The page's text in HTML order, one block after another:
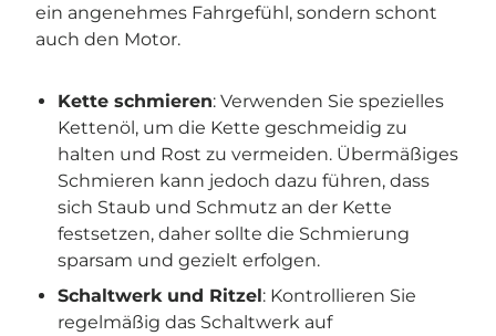
ein angenehmes Fahrgefühl, sondern schont
auch den Motor.
Kette schmieren: Verwenden Sie spezielles
Kettenöl, um die Kette geschmeidig zu
halten und Rost zu vermeiden. Übermäßiges
Schmieren kann jedoch dazu führen, dass
sich Staub und Schmutz an der Kette
festsetzen, daher sollte die Schmierung
sparsam und gezielt erfolgen.
Schaltwerk und Ritzel: Kontrollieren Sie
regelmäßig das Schaltwerk auf